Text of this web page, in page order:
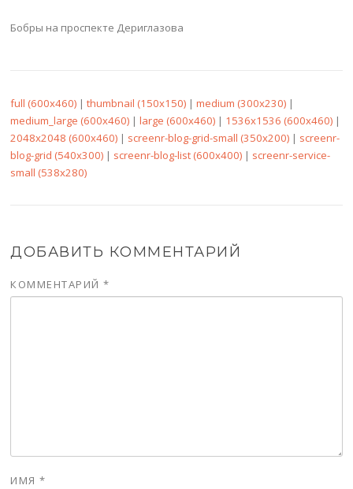
Бобры на проспекте Дериглазова
full (600x460) |thumbnail (150x150) |medium (300x230) |
medium_large (600x460) |large (600x460) | 1536x1536 (600x460) |
2048x2048 (600x460) | screenr-blog-grid-small (350x200) | screenr-
blog-grid (540x300) | screenr-blog-list (600x400) | screenr-service-
small (538x280)
ДОБАВИТЬ КОММЕНТАРИЙ
КОММЕНТАРИЙ*
ИМЯ*